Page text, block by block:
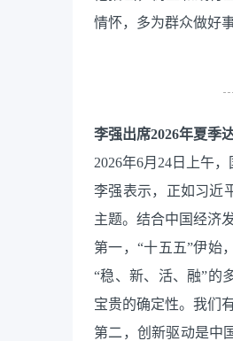
情怀，多为群众做好
李强出席2026年夏季
2026年6月24日上午
李强表示，正如习近
主题。结合中国经济
第一，“十五五”伊始
“稳、新、活、融”的
宝贵的确定性。我们
第二，创新驱动是中